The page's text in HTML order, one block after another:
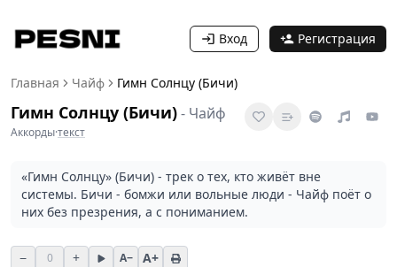
Вход Регистрация
Главная Чайф Гимн Солнцу (Бичи)
Гимн Солнцу (Бичи)- Чайф
Аккорды·текст
«Гимн Солнцу» (Бичи) - трек о тех, кто живёт вне
системы. Бичи - бомжи или вольные люди - Чайф поёт о
них без презрения, а с пониманием.
− 0 + A− A+